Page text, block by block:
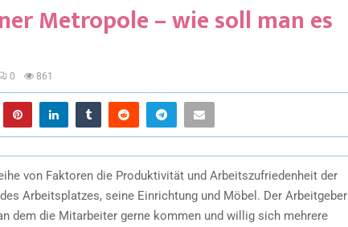
Metropole – wie soll man es
0 861
von Faktoren die Produktivität und Arbeitszufriedenheit der
Arbeitsplatzes, seine Einrichtung und Möbel. Der Arbeitgeber
dem die Mitarbeiter gerne kommen und willig sich mehrere